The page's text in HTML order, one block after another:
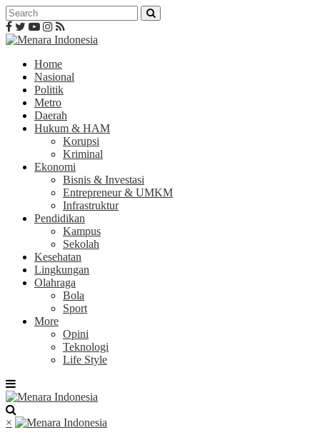
Home
Nasional
Politik
Metro
Daerah
Hukum & HAM
Korupsi
Kriminal
Ekonomi
Bisnis & Investasi
Entrepreneur & UMKM
Infrastruktur
Pendidikan
Kampus
Sekolah
Kesehatan
Lingkungan
Olahraga
Bola
Sport
More
Opini
Teknologi
Life Style
×